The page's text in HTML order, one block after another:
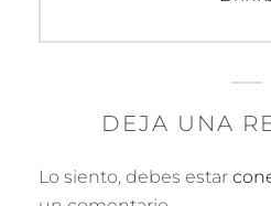
entradas
DEJA UNA
Lo siento, debes estar